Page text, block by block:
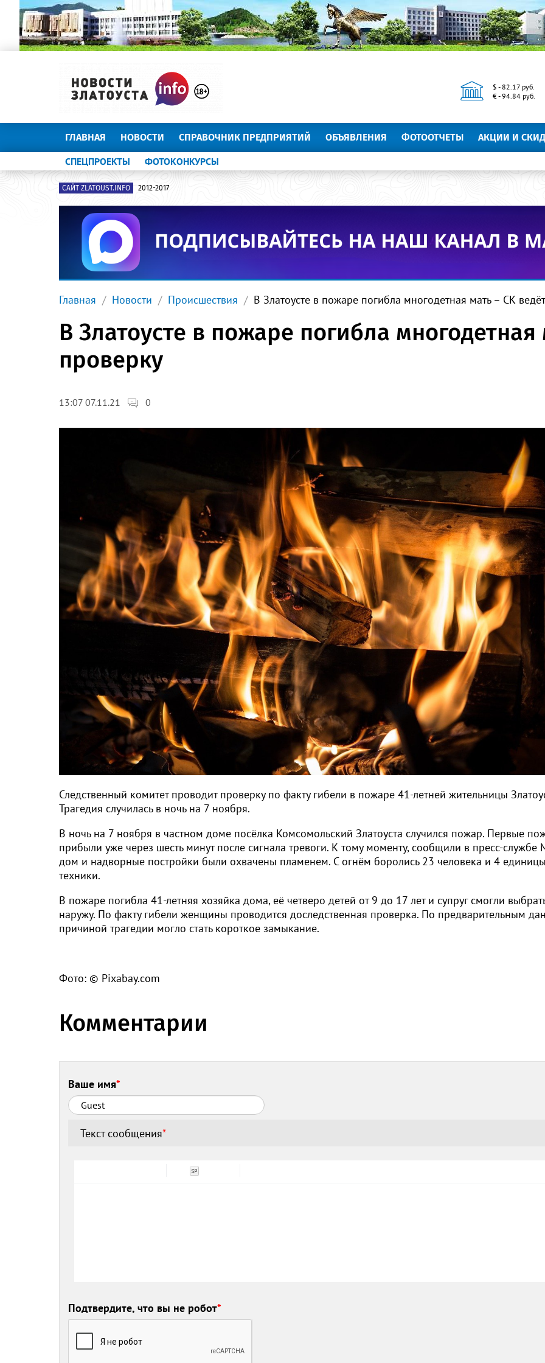
$ - 82.17 руб.
€ - 94.84 руб.
ГЛАВНАЯ НОВОСТИ СПРАВОЧНИК ПРЕДПРИЯТИЙ ОБЪЯВЛЕНИЯ ФОТООТЧЕТЫ АКЦИИ И
СПЕЦПРОЕКТЫ ФОТОКОНКУРСЫ
САЙТ ZLATOUST.INFO 2012-2017
Главная Новости Происшествия В Златоусте в пожаре погибла многодетная мать – СК
В Златоусте в пожаре погибла многодетная
проверку
13:07 07.11.21 0
Следственный комитет проводит проверку по факту гибели в пожаре 41-летней жительницы
Трагедия случилась в ночь на 7 ноября.
В ночь на 7 ноября в частном доме посёлка Комсомольский Златоуста случился пожар. Первые
прибыли уже через шесть минут после сигнала тревоги. К тому моменту, сообщили в пресс-службе
дом и надворные постройки были охвачены пламенем. С огнём боролись 23 человека и 4
техники.
В пожаре погибла 41-летняя хозяйка дома, её четверо детей от 9 до 17 лет и супруг смогли
наружу. По факту гибели женщины проводится доследственная проверка. По предварительным
причиной трагедии могло стать короткое замыкание.
Фото: © Pixabay.com
Комментарии
Ваше имя*
Текст сообщения*
Подтвердите, что вы не робот*